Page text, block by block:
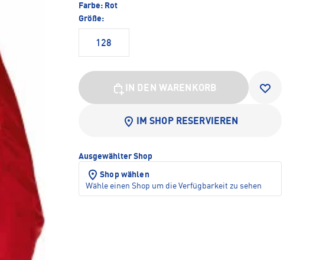
Farbe: Rot
Größe:
128
IN DEN WARENKORB
IM SHOP RESERVIEREN
Ausgewählter Shop
Shop wählen
Wähle einen Shop um die Verfügbarkeit zu sehen